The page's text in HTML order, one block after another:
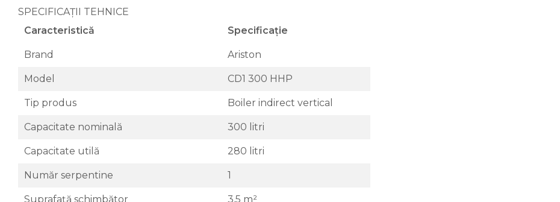
hidrofor
Accesorii montaj vase de
Termostate de camera
Accesorii
Accesorii de montaj
Substante intretinere
SPECIFICAȚII TEHNICE
Caracteristică
Specificație
Brand Ariston
Model CD1 300 HHP
Tip produs Boiler indirect vertical
Capacitate nominală 300 litri
Capacitate utilă 280 litri
Număr serpentine 1
Suprafață schimbător 3,5 m²